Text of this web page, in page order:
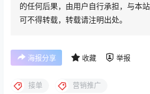
的任何后果，由用户自行承担，与本
可不得转载，转载请注明出处。
海报分享 收藏 举报
接单 营销推广